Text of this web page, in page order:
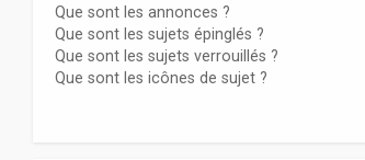
Que sont les annonces ?
Que sont les sujets épinglés ?
Que sont les sujets verrouillés ?
Que sont les icônes de sujet ?